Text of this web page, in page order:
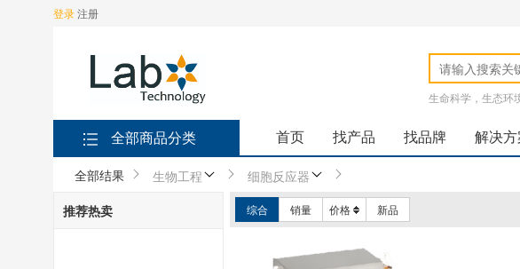
登录注册
生命科学，生态环
全部商品分类 首页 找产品 找品牌 解决
全部结果 生物工程
细胞反应器
推荐热卖
综合 销量 价格 新品